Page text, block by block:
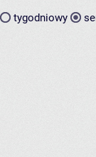
tygodniowy